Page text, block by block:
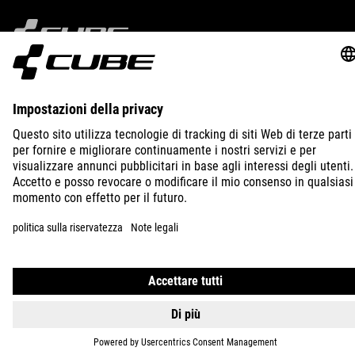
DIMENSIONI
MATERIALE
TPU
IMPRINT PRIVACY EU DATA ACT
© 2026 Impostazioni della privacy